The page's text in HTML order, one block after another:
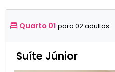
Quarto 01 para 02 adultos
Suíte Júnior